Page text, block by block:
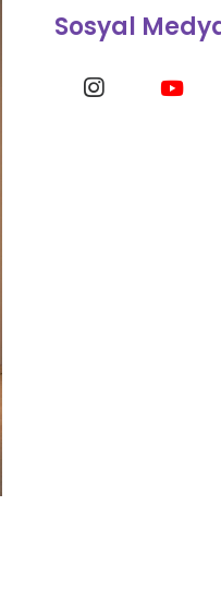
Sosyal